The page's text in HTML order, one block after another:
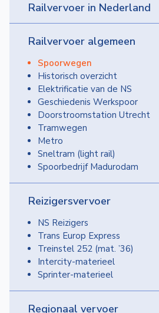
Railvervoer in Nederland
Railvervoer algemeen
Spoorwegen
Historisch overzicht
Elektrificatie van de NS
Geschiedenis Werkspoor
Doorstroomstation Utrecht
Tramwegen
Metro
Sneltram (light rail)
Spoorbedrijf Madurodam
Reizigersvervoer
NS Reizigers
Trans Europ Express
Treinstel 252 (mat. ’36)
Intercity-materieel
Sprinter-materieel
Regionaal vervoer